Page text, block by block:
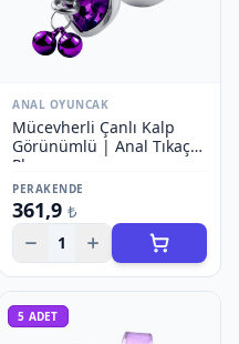
ANAL OYUNCAK
Mücevherli Çanlı Kalp
Görünümlü | Anal Tıkaç
Plug
PERAKENDE
361,9 ₺
1
5 ADET